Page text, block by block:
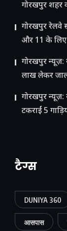
गोरखपुर शहर
गोरखपुर रेलवे
और 11 के लिए
गोरखपुर
लाख लेकर
गोरखपुर
टकराईं 5
टैग्स
DUNIYA 360
आसपास